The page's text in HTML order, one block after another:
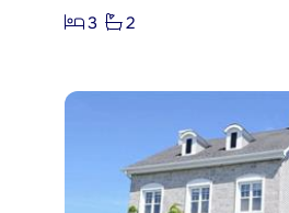
3
2